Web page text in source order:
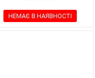
НЕМАЄ В НАЯВНОСТІ